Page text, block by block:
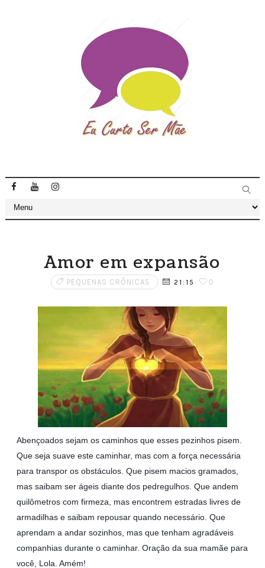
Amor em expansão
PEQUENAS CRÔNICAS 21:15 0
Abençoados sejam os caminhos que esses pezinhos pisem.
Que seja suave este caminhar, mas com a força necessária
para transpor os obstáculos. Que pisem macios gramados,
mas saibam ser ágeis diante dos pedregulhos. Que andem
quilômetros com firmeza, mas encontrem estradas livres de
armadilhas e saibam repousar quando necessário. Que
aprendam a andar sozinhos, mas que tenham agradáveis
companhias durante o caminhar. Oração da sua mamãe para
você, Lola. Amém!